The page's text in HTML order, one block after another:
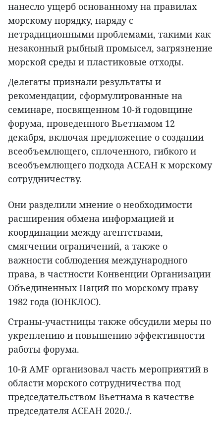
нанесло ущерб основанному на правилах
морскому порядку, наряду с
нетрадиционными проблемами, такими как
незаконный рыбный промысел, загрязнение
морской среды и пластиковые отходы.
Делегаты признали результаты и
рекомендации, сформулированные на
семинаре, посвященном 10-й годовщине
форума, проведенного Вьетнамом 12
декабря, включая предложение о создании
всеобъемлющего, сплоченного, гибкого и
всеобъемлющего подхода АСЕАН к морскому
сотрудничеству.
Они разделили мнение о необходимости
расширения обмена информацией и
координации между агентствами,
смягчении ограничений, а также о
важности соблюдения международного
права, в частности Конвенции Организации
Объединенных Наций по морскому праву
1982 года (ЮНКЛОС).
Страны-участницы также обсудили меры по
укреплению и повышению эффективности
работы форума.
10-й AMF организовал часть мероприятий в
области морского сотрудничества под
председательством Вьетнама в качестве
председателя АСЕАН 2020./.